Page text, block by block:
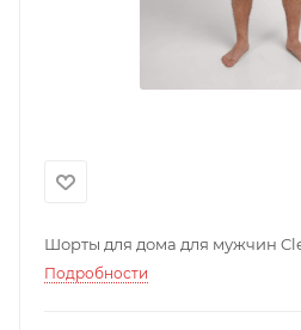
Шорты для дома для мужчин
Подробности